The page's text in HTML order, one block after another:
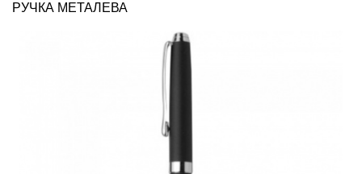
РУЧКА МЕТАЛЕВА